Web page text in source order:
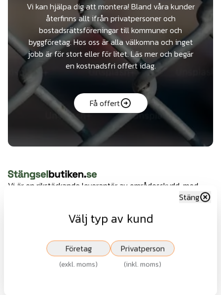
Vi kan hjälpa dig att montera! Bland våra kunder
återfinns allt ifrån privatpersoner och
bostadsrättsföreningar till kommuner och
byggföretag. Hos oss är alla välkomna och inget
jobb är för stort eller för litet. Läs mer och begär
en kostnadsfri offert idag.
Få offert
Vi är en rikstäckande leverantör av områdesskydd, med
Skandinaviska Områdesskydd är ISO-certifierade enligt
ISO9001 (kvalitet), ISO14001 (miljö) samt ISO45001
Välj typ av kund
Stäng
Företag
(exkl. moms)
Privatperson
(inkl. moms)